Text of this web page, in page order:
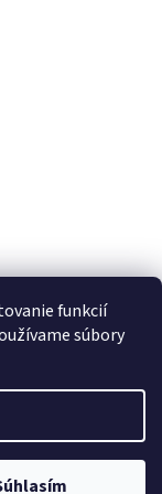
funkcií
súbory
práva vyhradené.